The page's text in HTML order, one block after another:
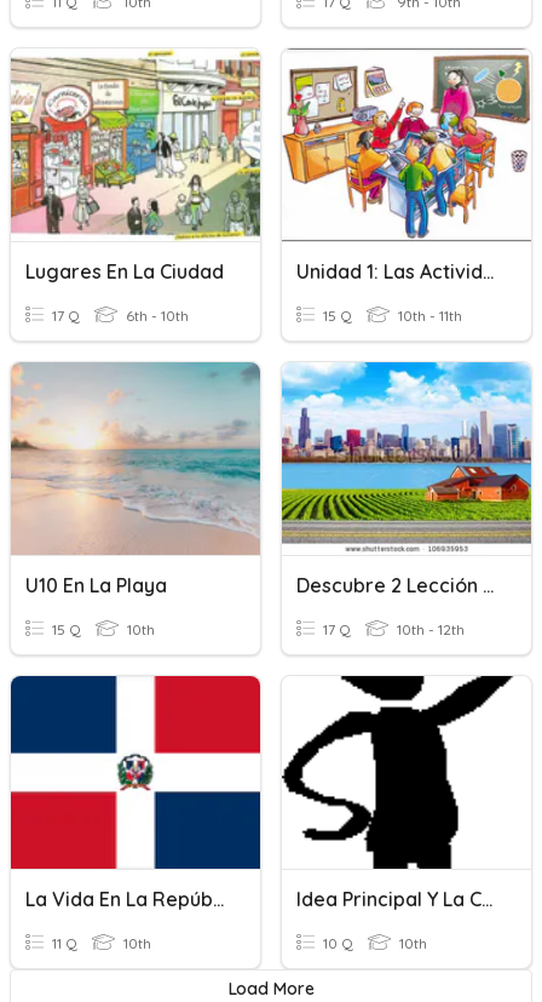
Lugares En La Ciudad
17 Q 6th - 10th
Unidad 1: Las Actividades En La Escuela
15 Q 10th - 11th
U10 En La Playa
15 Q 10th
Descubre 2 Lección 5 En La Ciudad
17 Q 10th - 12th
La Vida En La República Dominicana
11 Q 10th
Idea Principal Y La Conversación
10 Q 10th
Load More